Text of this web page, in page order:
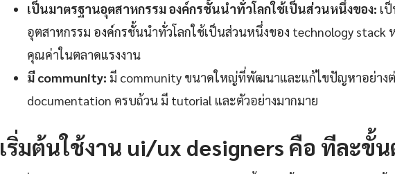
เป็นมาตรฐานอุตสาหกรรม องค์กรชั้นนำทั่วโลกใช้เป็นส่วนหนึ่งของ: เ
อุตสาหกรรม องค์กรชั้นนำทั่วโลกใช้เป็นส่วนหนึ่งของ technology
คุณค่าในตลาดแรงงาน
มี community: มี community ขนาดใหญ่ที่พัฒนาและแก้ไขปัญหาอย่าง
documentation ครบถ้วน มี tutorial และตัวอย่างมากมาย
เริ่มต้นใช้งาน ui/ux designers คือ ทีละขั้